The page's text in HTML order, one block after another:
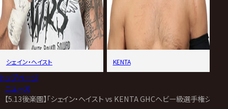
シェイン・ヘイスト KENTA
トップページ
ニュース
【5.13後楽園】「シェイン・ヘイスト vs KENTA GHCヘビー級選手権ジオラ